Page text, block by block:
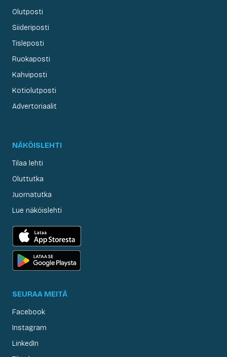
Olutposti
Siideriposti
Tisleposti
Ruokaposti
Kahviposti
Kotiolutposti
Advertoriaalit
NÄKÖISLEHTI
Tilaa lehti
Oluttutka
Juomatutka
Lue näköislehti
SEURAA MEITÄ
Facebook
Instagram
LinkedIn